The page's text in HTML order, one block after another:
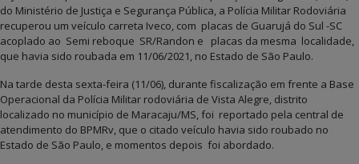
do Ministério de Justiça e Segurança Pública, a Polícia Militar Rodoviária
recuperou um veículo carreta Iveco, com placas de Guarujá do Sul -SC
acoplado ao Semi reboque SR/Randon e placas da mesma localidade,
que havia sido roubada em 11/06/2021, no Estado de São Paulo.
Na tarde desta sexta-feira (11/06), durante fiscalização em frente a Base
Operacional da Polícia Militar rodoviária de Vista Alegre, distrito
localizado no município de Maracaju/MS, foi reportado pela central de
atendimento do BPMRv, que o citado veículo havia sido roubado no
Estado de São Paulo, e momentos depois foi abordado.